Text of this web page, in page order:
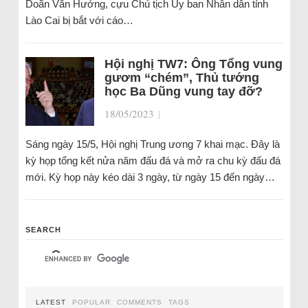
Doãn Văn Hưởng, cựu Chủ tịch Ủy ban Nhân dân tỉnh
Lào Cai bị bắt với cáo…
Hội nghị TW7: Ông Tổng vung
gươm “chém”, Thủ tướng
học Ba Dũng vung tay đỡ?
18/05/2023 |
Sáng ngày 15/5, Hội nghị Trung ương 7 khai mạc. Đây là
kỳ họp tổng kết nửa năm đấu đá và mở ra chu kỳ đấu đá
mới. Kỳ họp này kéo dài 3 ngày, từ ngày 15 đến ngày…
SEARCH
LATEST POPULAR COMMENTS TAGS